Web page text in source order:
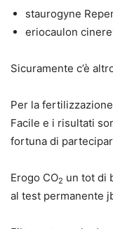
staurogyne
eriocaulon
Sicuramente c’è
Per la
Facile e i risultati
fortuna di
Erogo CO2 un tot di
al test permanente